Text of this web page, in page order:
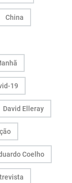
China
19
David Elleray
Coelho